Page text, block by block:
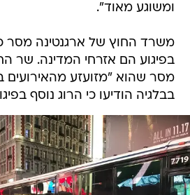
ומשוגע מאוד".
משרד החוץ של ארגנטינה מסר
בפיגוע הם אזרחי המדינה. שר
מסר שהוא "מזועזע מהאירועים
בבלגיה הודיעו כי הרוג נוסף